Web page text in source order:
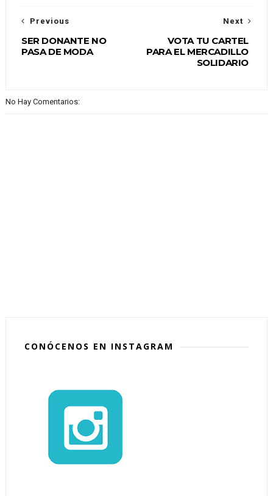
Next
VOTA TU CARTEL
PARA EL MERCADILLO
SOLIDARIO
Previous
SER DONANTE NO
PASA DE MODA
No Hay Comentarios:
CONÓCENOS EN INSTAGRAM